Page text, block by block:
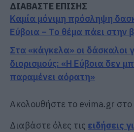
ΔΙΑΒΑΣΤΕ ΕΠΙΣΗΣ
Καμία μόνιμη πρόσληψη
Εύβοια – Το θέμα πάει στην
Στα «κάγκελα» οι δάσκαλοι
διορισμούς: «Η Εύβοια δεν
παραμένει αόρατη»
Ακολουθήστε το evima.gr στο
Διαβάστε όλες τις ειδήσεις